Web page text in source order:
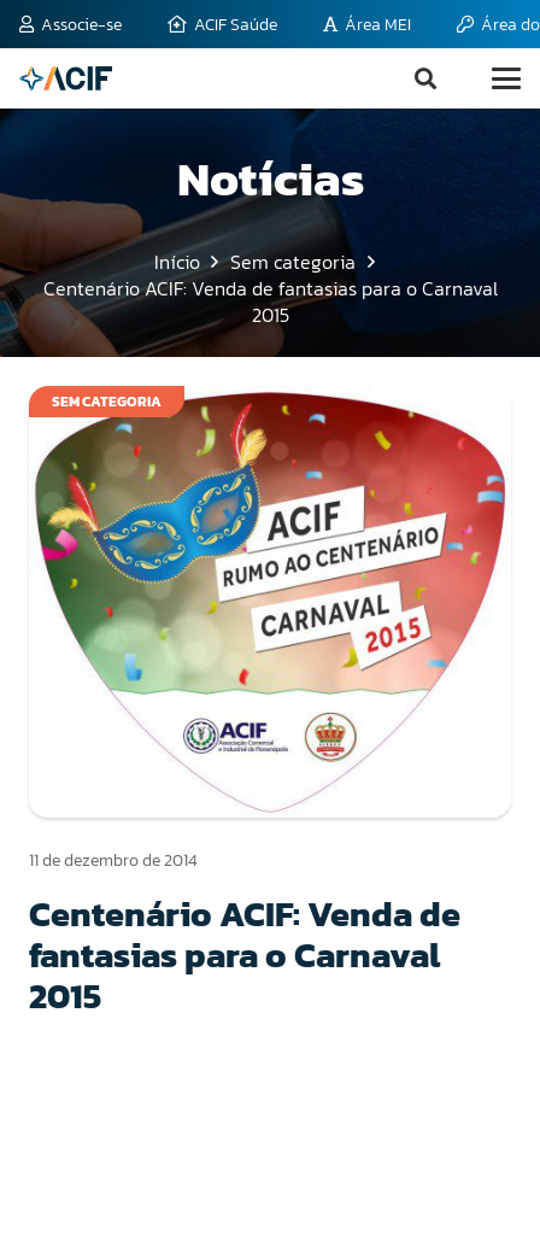
Associe-se ACIF Saúde Área MEI Área
Notícias
Início
Sem categoria
Centenário ACIF: Venda de fantasias para o Carnaval
2015
SEM CATEGORIA
11 de dezembro de 2014
Centenário ACIF: Venda de
fantasias para o Carnaval
2015